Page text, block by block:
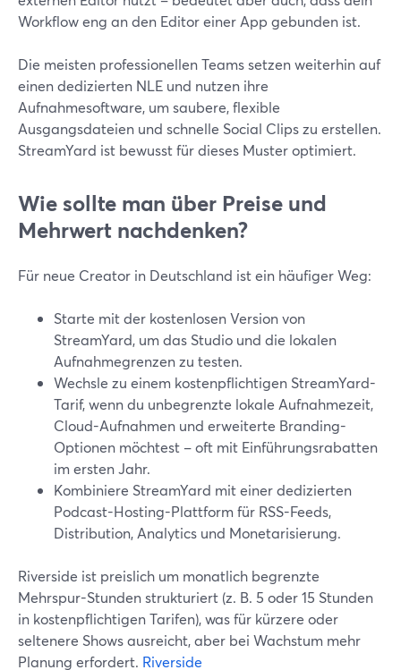
Workflow eng an den Editor einer App gebunden ist.
Die meisten professionellen Teams setzen weiterhin auf
einen dedizierten NLE und nutzen ihre
Aufnahmesoftware, um saubere, flexible
Ausgangsdateien und schnelle Social Clips zu erstellen.
StreamYard ist bewusst für dieses Muster optimiert.
Wie sollte man über Preise und
Mehrwert nachdenken?
Für neue Creator in Deutschland ist ein häufiger Weg:
Starte mit der kostenlosen Version von
StreamYard, um das Studio und die lokalen
Aufnahmegrenzen zu testen.
Wechsle zu einem kostenpflichtigen StreamYard-
Tarif, wenn du unbegrenzte lokale Aufnahmezeit,
Cloud-Aufnahmen und erweiterte Branding-
Optionen möchtest – oft mit Einführungsrabatten
im ersten Jahr.
Kombiniere StreamYard mit einer dedizierten
Podcast-Hosting-Plattform für RSS-Feeds,
Distribution, Analytics und Monetarisierung.
Riverside ist preislich um monatlich begrenzte
Mehrspur-Stunden strukturiert (z. B. 5 oder 15 Stunden
in kostenpflichtigen Tarifen), was für kürzere oder
seltenere Shows ausreicht, aber bei Wachstum mehr
Planung erfordert. Riverside